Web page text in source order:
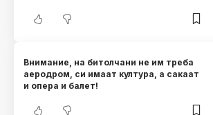
Внимание, на битолчани не им треба
аеродром, си имаат култура, a сакаат
и опера и балет!